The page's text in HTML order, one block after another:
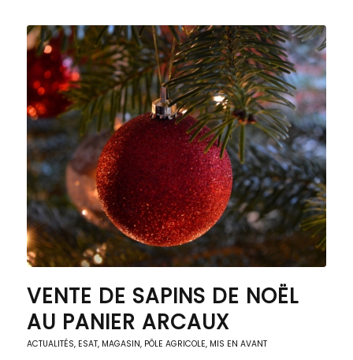
VENTE DE SAPINS DE NOËL
AU PANIER ARCAUX
ACTUALITÉS, ESAT, MAGASIN, PÔLE AGRICOLE, MIS EN AVANT